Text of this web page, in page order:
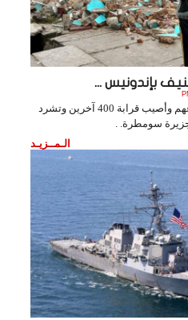
بإندونيس ...
لقي 10 أشخاص على الأقل مصرعهم وأصيب قرابة 400 آخرين وتشرد
سومطرة. .
الـمــزيـد